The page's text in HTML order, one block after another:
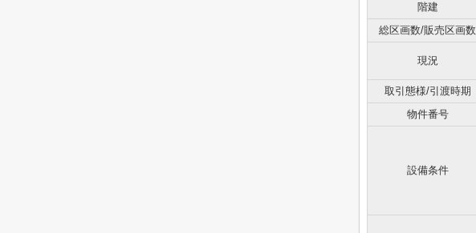
階建
総区画数/販売区画数
現況
取引態様/引渡時期
物件番号
設備条件